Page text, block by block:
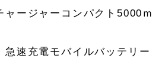
ャージャーコンパクト5000ｍ
急速充電モバイルバッテリー